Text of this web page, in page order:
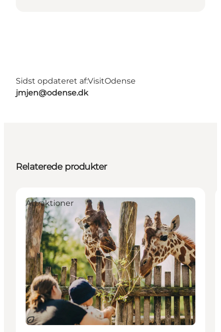
Sidst opdateret af:VisitOdense
jmjen@odense.dk
Relaterede produkter
Bæredygtige oplevelser
Attraktioner